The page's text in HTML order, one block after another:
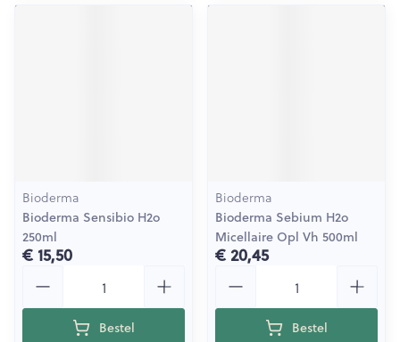
Bioderma
Bioderma Sensibio H2o
250ml
€ 15,50
Bestel
Bioderma
Bioderma Sebium H2o
Micellaire Opl Vh 500ml
€ 20,45
Bestel